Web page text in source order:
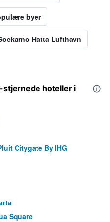
byer
Hatta Lufthavn
hoteller i
Citygate By IHG
Square